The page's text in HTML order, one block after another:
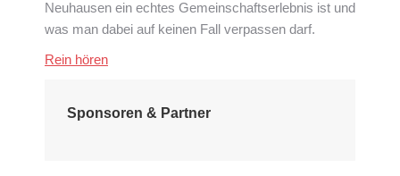
Neuhausen ein echtes Gemeinschaftserlebnis ist und
was man dabei auf keinen Fall verpassen darf.
Rein hören
Sponsoren & Partner